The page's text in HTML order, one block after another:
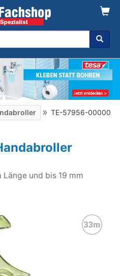
» TE-57956-00000
und bis 19 mm